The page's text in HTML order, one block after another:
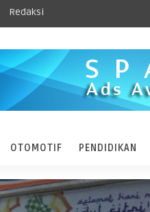
Redaksi
OTOMOTIF PENDIDIKAN